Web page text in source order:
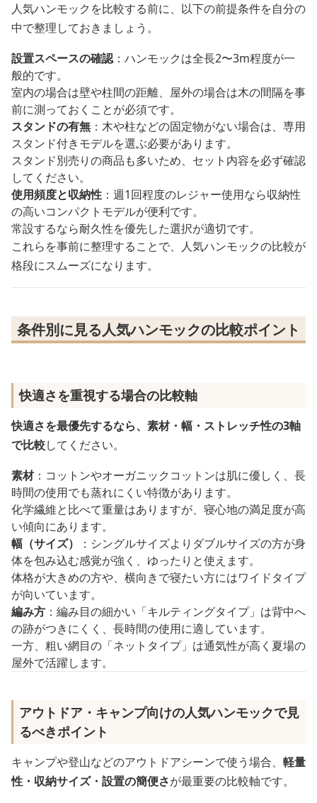
人気ハンモックを比較する前に、以下の前提条件を自分の
中で整理しておきましょう。
設置スペースの確認：ハンモックは全長2〜3m程度が一
般的です。
室内の場合は壁や柱間の距離、屋外の場合は木の間隔を事
前に測っておくことが必須です。
スタンドの有無 ：木や柱などの固定物がない場合は、専用
スタンド付きモデルを選ぶ必要があります。
スタンド別売りの商品も多いため、セット内容を必ず確認
してください。
使用頻度と収納性 ：週1回程度のレジャー使用なら収納性
の高いコンパクトモデルが便利です。
常設するなら耐久性を優先した選択が適切です。
これらを事前に整理することで、人気ハンモックの比較が
格段にスムーズになります。
条件別に見る人気ハンモックの比較ポイント
快適さを重視する場合の比較軸
快適さを最優先するなら、素材・幅・ストレッチ性の3軸
で比較してください。
素材：コットンやオーガニックコットンは肌に優しく、長
時間の使用でも蒸れにくい特徴があります。
化学繊維と比べて重量はありますが、寝心地の満足度が高
い傾向にあります。
幅（サイズ）
：シングルサイズよりダブルサイズの方が身
体を包み込む感覚が強く、ゆったりと使えます。
体格が大きめの方や、横向きで寝たい方にはワイドタイプ
が向いています。
編み方 ：編み目の細かい「キルティングタイプ」は背中へ
の跡がつきにくく、長時間の使用に適しています。
一方、粗い網目の「ネットタイプ」は通気性が高く夏場の
屋外で活躍します。
アウトドア・キャンプ向けの人気ハンモックで見
るべきポイント
キャンプや登山などのアウトドアシーンで使う場合、 軽量
性・収納サイズ・設置の簡便さが最重要の比較軸です。